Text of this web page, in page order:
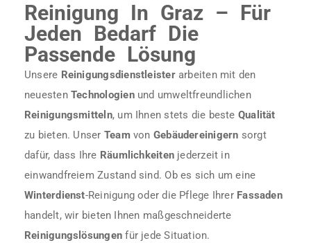
Reinigung In Graz – Für
Jeden Bedarf Die
Passende Lösung
Unsere Reinigungsdienstleisterarbeiten mit den
neuestenTechnologienund umweltfreundlichen
Reinigungsmitteln, um Ihnen stets die beste Qualität
zu bieten. Unser Teamvon Gebäudereinigern sorgt
dafür, dass Ihre Räumlichkeitenjederzeit in
einwandfreiem Zustand sind. Ob es sich um eine
Winterdienst-Reinigung oder die Pflege Ihrer Fassaden
handelt, wir bieten Ihnen maßgeschneiderte
Reinigungslösungen für jede Situation.